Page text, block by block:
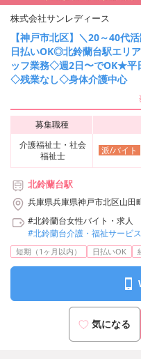
株式会社サンレディース
【神戸市北区】＼20～40代
日払いOK◎北鈴蘭台駅エリ
ッフ業務◇週2日〜でOK★平
◇残業なし◇身体介護中心
募集職種
介護福祉士・社会
福祉士
派/バイト
北鈴蘭台駅
兵庫県兵庫県神戸市北区山田
#北鈴蘭台女性バイト・求人
#北鈴蘭台介護・福祉サービ
短期（1ヶ月以内） 日払いOK
気になる